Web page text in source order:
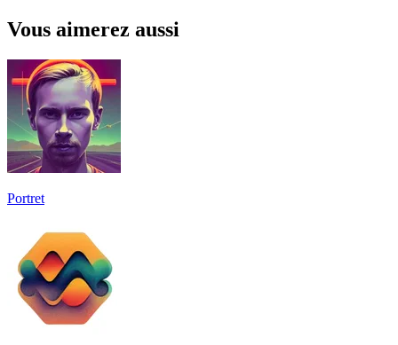
Vous aimerez aussi
Portret